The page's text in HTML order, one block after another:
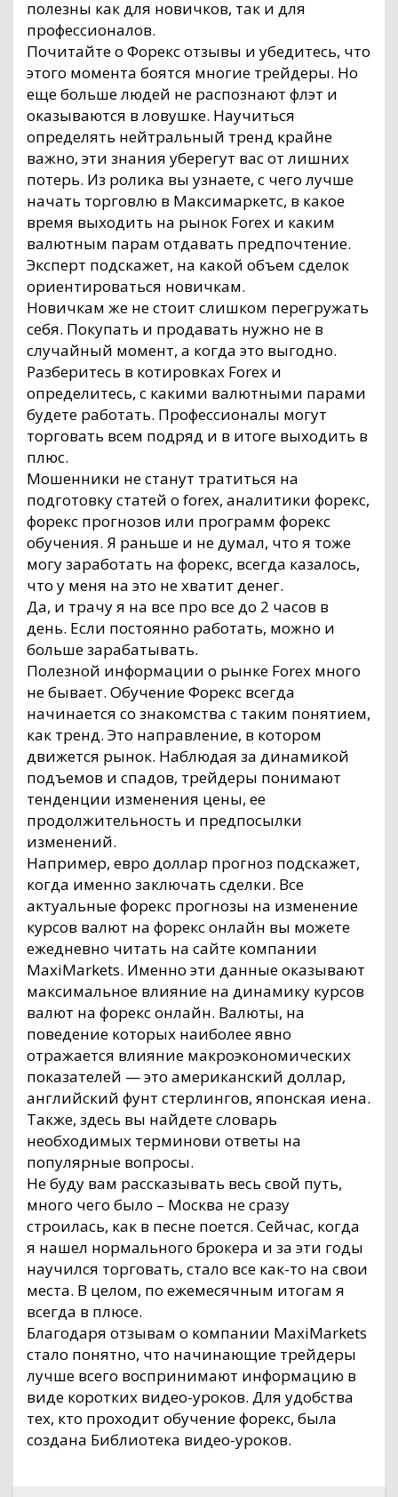
полезны как для новичков, так и для
профессионалов.
Почитайте о Форекс отзывы и убедитесь, что
этого момента боятся многие трейдеры. Но
еще больше людей не распознают флэт и
оказываются в ловушке. Научиться
определять нейтральный тренд крайне
важно, эти знания уберегут вас от лишних
потерь. Из ролика вы узнаете, с чего лучше
начать торговлю в Максимаркетс, в какое
время выходить на рынок Forex и каким
валютным парам отдавать предпочтение.
Эксперт подскажет, на какой объем сделок
ориентироваться новичкам.
Новичкам же не стоит слишком перегружать
себя. Покупать и продавать нужно не в
случайный момент, а когда это выгодно.
Разберитесь в котировках Forex и
определитесь, с какими валютными парами
будете работать. Профессионалы могут
торговать всем подряд и в итоге выходить в
плюс.
Мошенники не станут тратиться на
подготовку статей о forex, аналитики форекс,
форекс прогнозов или программ форекс
обучения. Я раньше и не думал, что я тоже
могу заработать на форекс, всегда казалось,
что у меня на это не хватит денег.
Да, и трачу я на все про все до 2 часов в
день. Если постоянно работать, можно и
больше зарабатывать.
Полезной информации о рынке Forex много
не бывает. Обучение Форекс всегда
начинается со знакомства с таким понятием,
как тренд. Это направление, в котором
движется рынок. Наблюдая за динамикой
подъемов и спадов, трейдеры понимают
тенденции изменения цены, ее
продолжительность и предпосылки
изменений.
Например, евро доллар прогноз подскажет,
когда именно заключать сделки. Все
актуальные форекс прогнозы на изменение
курсов валют на форекс онлайн вы можете
ежедневно читать на сайте компании
MaxiMarkets. Именно эти данные оказывают
максимальное влияние на динамику курсов
валют на форекс онлайн. Валюты, на
поведение которых наиболее явно
отражается влияние макроэкономических
показателей — это американский доллар,
английский фунт стерлингов, японская иена.
Также, здесь вы найдете словарь
необходимых терминови ответы на
популярные вопросы.
Не буду вам рассказывать весь свой путь,
много чего было – Москва не сразу
строилась, как в песне поется. Сейчас, когда
я нашел нормального брокера и за эти годы
научился торговать, стало все как-то на свои
места. В целом, по ежемесячным итогам я
всегда в плюсе.
Благодаря отзывам о компании MaxiMarkets
стало понятно, что начинающие трейдеры
лучше всего воспринимают информацию в
виде коротких видео-уроков. Для удобства
тех, кто проходит обучение форекс, была
создана Библиотека видео-уроков.